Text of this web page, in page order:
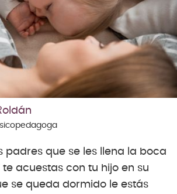
padres que se les llena la boca
acuestas con tu hijo en su
se queda dormido le estás